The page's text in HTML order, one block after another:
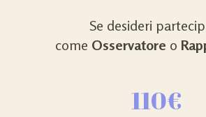
Se desideri
come Osservatore o
110€